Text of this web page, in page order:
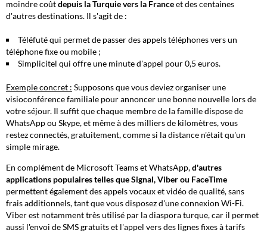
moindre coûtdepuis la Turquie vers la Franceet des centaines
d'autres destinations. Il s'agit de :
Téléfuté qui permet de passer des appels téléphones vers un
téléphone fixe ou mobile ;
Simplicitel qui offre une minute d'appel pour 0,5 euros.
Exemple concret : Supposons que vous deviez organiser une
visioconférence familiale pour annoncer une bonne nouvelle lors de
votre séjour. Il suffit que chaque membre de la famille dispose de
WhatsApp ou Skype, et même à des milliers de kilomètres, vous
restez connectés, gratuitement, comme si la distance n'était qu'un
simple mirage.
En complément de Microsoft Teams et WhatsApp,d'autres
applications populaires telles que Signal, Viber ou FaceTime
permettent également des appels vocaux et vidéo de qualité, sans
frais additionnels, tant que vous disposez d'une connexion Wi-Fi.
Viberest notamment très utilisé par la diaspora turque, car il permet
aussi l'envoi de SMS gratuits et l'appel vers des lignes fixes à tarifs